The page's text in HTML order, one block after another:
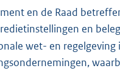
en de Raad
en
wet- en